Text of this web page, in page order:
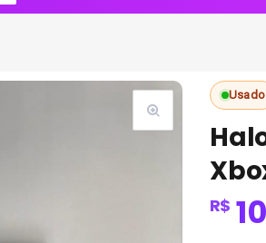
Usado
R$